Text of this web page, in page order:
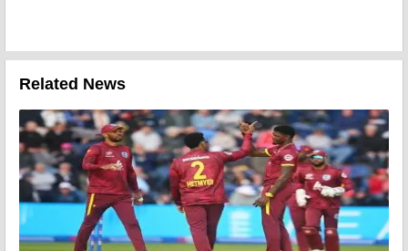
Related News